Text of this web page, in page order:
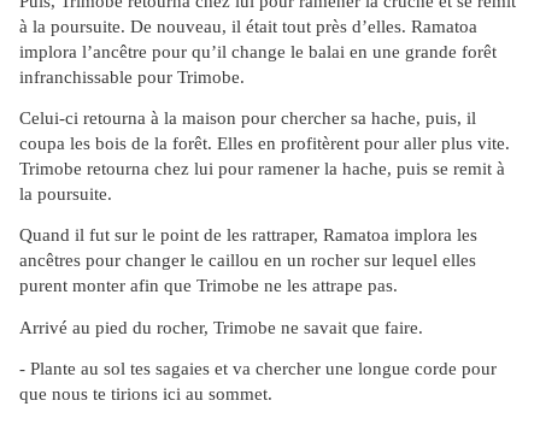
à la poursuite. De nouveau, il était tout près d’elles. Ramatoa
implora l’ancêtre pour qu’il change le balai en une grande forêt
infranchissable pour Trimobe.
Celui-ci retourna à la maison pour chercher sa hache, puis, il
coupa les bois de la forêt. Elles en profitèrent pour aller plus vite.
Trimobe retourna chez lui pour ramener la hache, puis se remit à
la poursuite.
Quand il fut sur le point de les rattraper, Ramatoa implora les
ancêtres pour changer le caillou en un rocher sur lequel elles
purent monter afin que Trimobe ne les attrape pas.
Arrivé au pied du rocher, Trimobe ne savait que faire.
- Plante au sol tes sagaies et va chercher une longue corde pour
que nous te tirions ici au sommet.